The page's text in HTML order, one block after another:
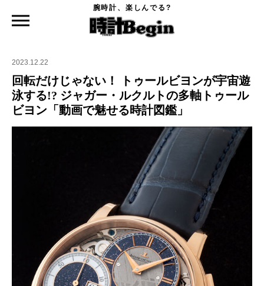
腕時計、楽しんでる?
回転だけじゃない！ トゥールビヨンが宇宙遊泳する!? ジャガー・ルクルトの多軸トゥ
ールビヨン「動画で魅せる時計図鑑」
2023.12.22
回転だけじゃない！ トゥールビヨンが宇宙遊
泳する!? ジャガー・ルクルトの多軸トゥール
ビヨン「動画で魅せる時計図鑑」